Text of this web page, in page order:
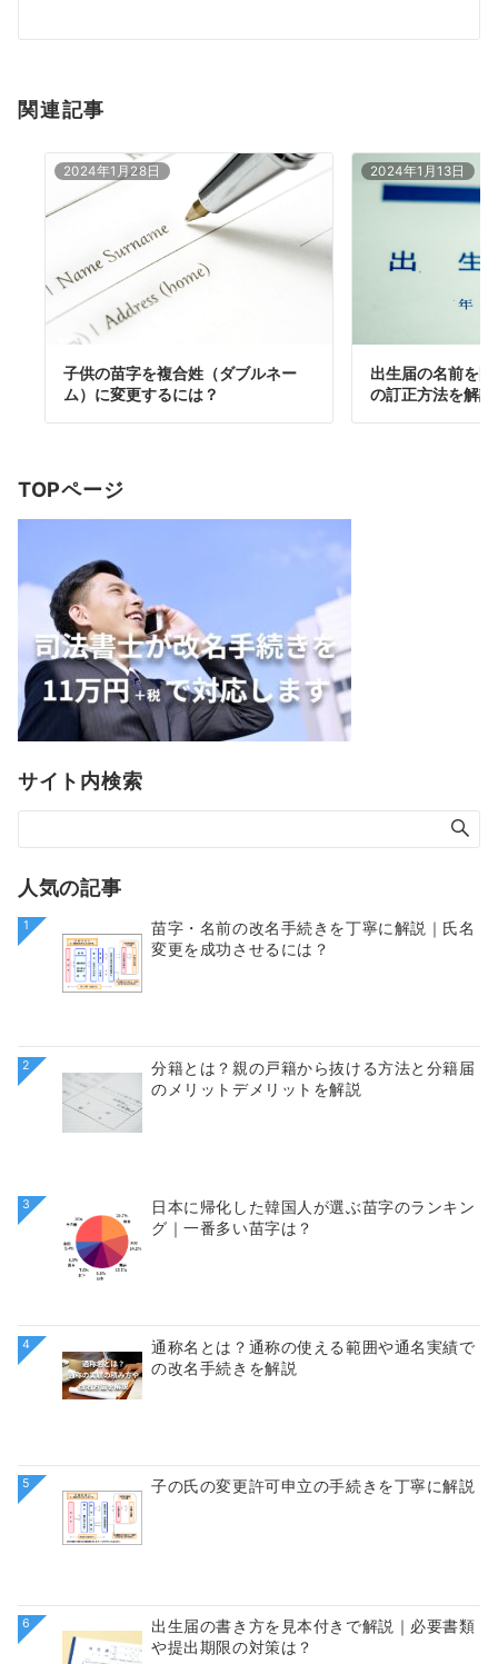
ン
関連記事
2024年1月28日
子供の苗字を複合姓（ダブルネー
ム）に変更するには？
2024年1月13日
出生届の名前を
の訂正方法を解説
TOPページ
サイト内検索
人気の記事
1
苗字・名前の改名手続きを丁寧に解説｜氏名
変更を成功させるには？
2
分籍とは？親の戸籍から抜ける方法と分籍届
のメリットデメリットを解説
3
日本に帰化した韓国人が選ぶ苗字のランキン
グ｜一番多い苗字は？
4
通称名とは？通称の使える範囲や通名実績で
の改名手続きを解説
5 子の氏の変更許可申立の手続きを丁寧に解説
6
出生届の書き方を見本付きで解説｜必要書類
や提出期限の対策は？